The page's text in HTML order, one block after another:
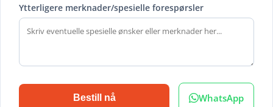
Ytterligere merknader/spesielle forespørsler
Bestill nå WhatsApp